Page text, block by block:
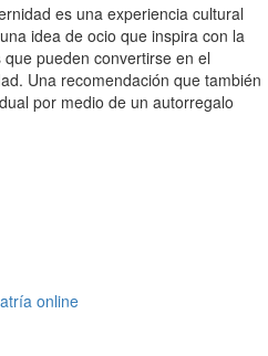
es una experiencia cultural
idea de ocio que inspira con la
pueden convertirse en el
Una recomendación que también
por medio de un autorregalo
online